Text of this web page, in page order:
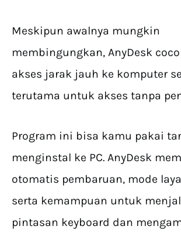
Meskipun awalnya mungkin
membingungkan, AnyDesk
akses jarak jauh ke komputer
terutama untuk akses tanpa
Program ini bisa kamu pakai
menginstal ke PC. AnyDesk
otomatis pembaruan, mode
serta kemampuan untuk
pintasan keyboard dan